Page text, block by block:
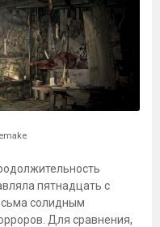
пятнадцать с
солидным
Для сравнения,